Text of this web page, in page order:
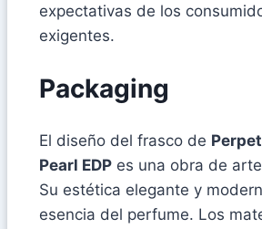
expectativas de los
exigentes.
Packaging
El diseño del frasco de
Pearl EDP es una obra de
Su estética elegante y
esencia del perfume. Los